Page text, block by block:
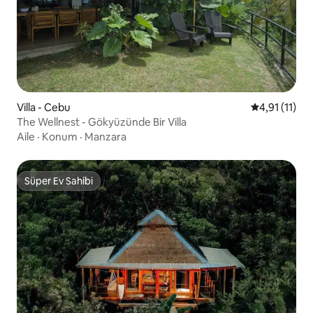
Villa - Cebu 5 üzerinden
4,91 (11)
The Wellnest - Gökyüzünde Bir Villa
Aile · Konum · Manzara
Süper Ev Sahibi
Süper Ev Sahibi